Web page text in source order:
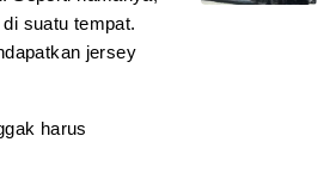
suatu tempat.
jersey
harus